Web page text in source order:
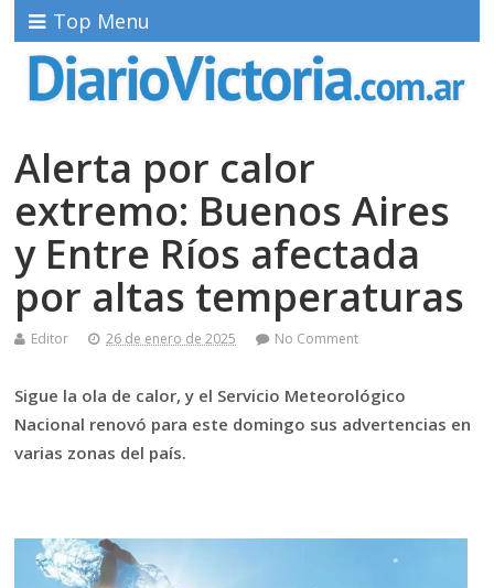
Top Menu
Alerta por calor
extremo: Buenos Aires
y Entre Ríos afectada
por altas temperaturas
Editor 26 de enero de 2025 No Comment
Sigue la ola de calor, y el Servicio Meteorológico
Nacional renovó para este domingo sus advertencias en
varias zonas del país.